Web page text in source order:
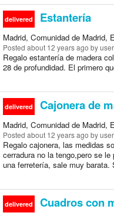
delivered Estantería
Madrid, Comunidad de Madrid,
Posted about 12 years ago by
Regalo estantería de madera
28 de profundidad. El primero
delivered Cajonera de
Madrid, Comunidad de Madrid,
Posted about 12 years ago by
Regalo cajonera, las medidas
cerradura no la tengo,pero se
una ferretería, sale muy barata.
delivered Cuadros con